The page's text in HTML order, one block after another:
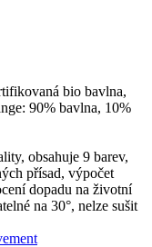
bio bavlna,
90% bavlna, 10%
obsahuje 9 barev,
přísad, výpočet
dopadu na životní
na 30°, nelze sušit